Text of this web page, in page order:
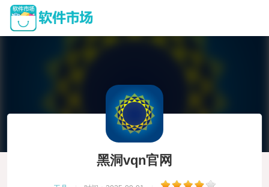
黑洞vqn官网